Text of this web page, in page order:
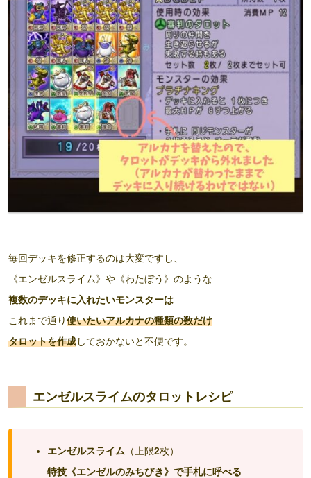
毎回デッキを修正するのは大変ですし、
《エンゼルスライム》や《わたぼう》のような
複数のデッキに入れたいモンスターは
これまで通り使いたいアルカナの種類の数だけ
タロットを作成しておかないと不便です。
エンゼルスライムのタロットレシピ
エンゼルスライム（上限2枚）
特技《エンゼルのみちびき》で手札に呼べる